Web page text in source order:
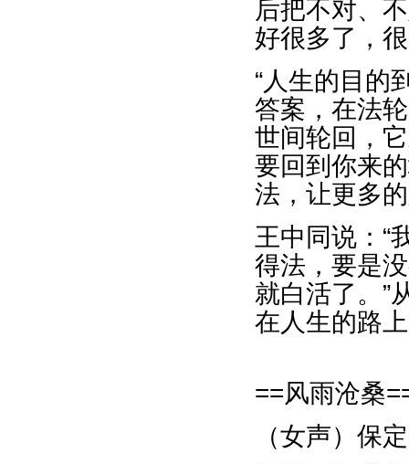
后把不对、
好很多了，
“人生的目的
答案，在法
世间轮回，
要回到你来
法，让更多
王中同说：“
得法，要是
就白活了。”
在人生的路
==风雨沧桑
（女声）保